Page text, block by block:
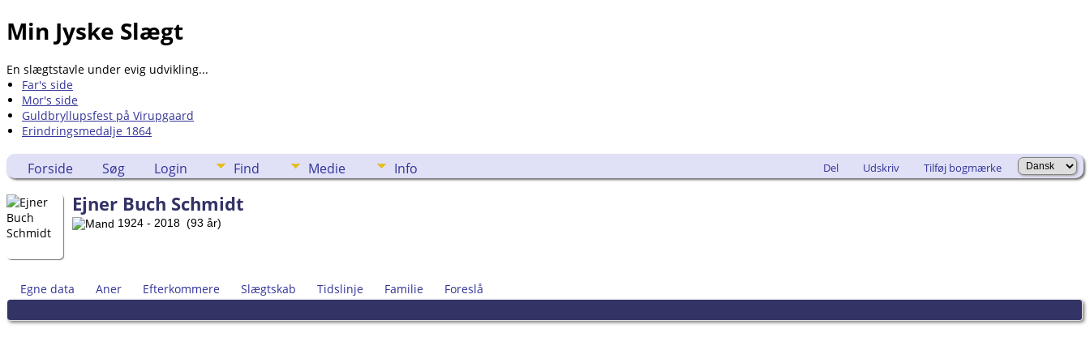
Min Jyske Slægt
En slægtstavle under evig udvikling...
Far's side
Mor's side
Guldbryllupsfest på Virupgaard
Erindringsmedalje 1864
Forside Søg Login Find Medie Info Del Udskriv Tilføj bogmærke
Ejner Buch Schmidt
1924 - 2018 (93 år)
Egne data Aner Efterkommere Slægtskab Tidslinje Familie Foreslå